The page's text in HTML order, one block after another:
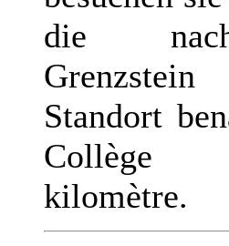
die
Standort
Collège
kilomètre.